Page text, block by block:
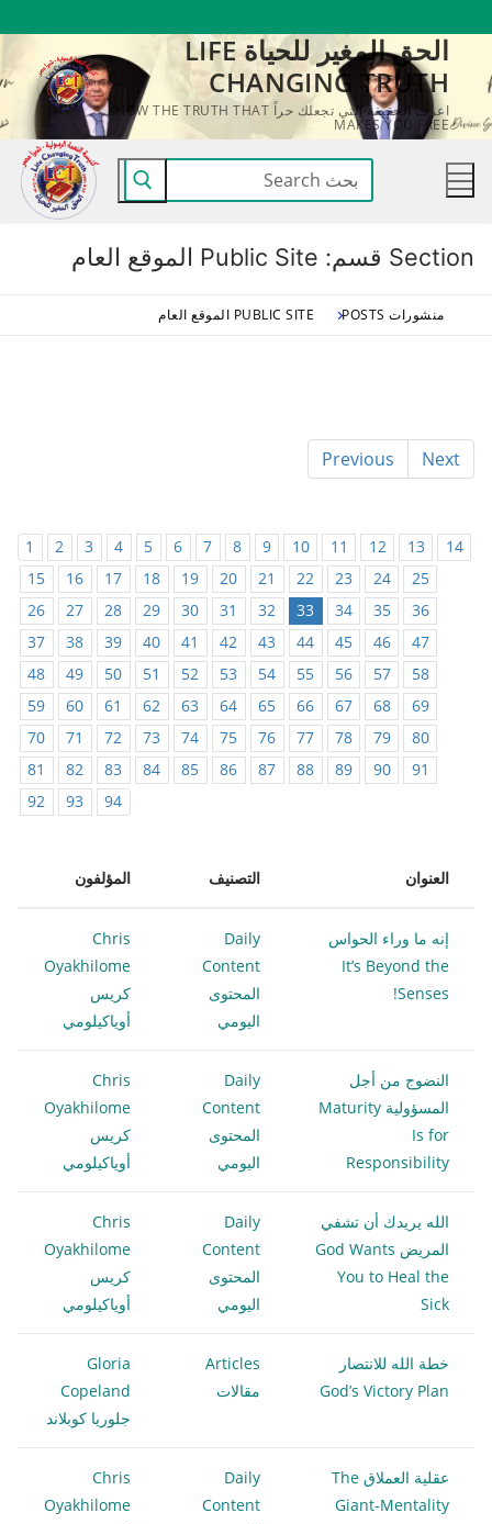
المحتوى
الحق المغير للحياة LIFE
CHANGING TRUTH
اعرف الحقيقة التي تجعلك حراً KNOW THE TRUTH THAT
MAKES YOU FREE
البحث
عن:
Section قسم: Public Site الموقع العام
منشورات POSTS PUBLIC SITE الموقع العام
Previous Next
1 2 3 4 5 6 7 8 9 10 11 12 13
14
15
16 17 18 19 20 21 22 23 24
25
26
27 28 29 30 31 32 33 34 35
36
37
38 39 40 41 42 43 44 45 46
47
48
49 50 51 52 53 54 55 56 57
58
59
60 61 62 63 64 65 66 67 68
69
70
71 72 73 74 75 76 77 78 79
80
81
82 83 84 85 86 87 88 89 90
91
92
93 94
العنوان التصنيف المؤلفون
إنه ما وراء الحواس
It’s Beyond the
Senses!
Daily
Content
المحتوى
اليومي
Chris
Oyakhilome
كريس
أوياكيلومي
النضوج من أجل
المسؤولية Maturity
Is for
Responsibility
Daily
Content
المحتوى
اليومي
Chris
Oyakhilome
كريس
أوياكيلومي
الله يريدك أن تشفي
المريض God Wants
You to Heal the
Sick
Daily
Content
المحتوى
اليومي
Chris
Oyakhilome
كريس
أوياكيلومي
خطة الله للانتصار
God’s Victory Plan
Articles
مقالات
Gloria
Copeland
جلوريا كوبلاند
عقلية العملاق The
Giant-Mentality
Daily
Content
Chris
Oyakhilome